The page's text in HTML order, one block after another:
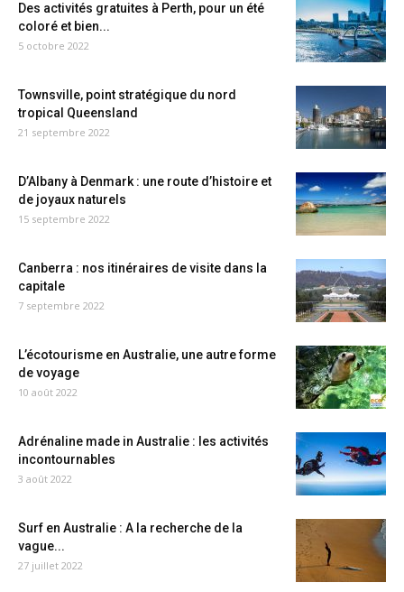
Des activités gratuites à Perth, pour un été
coloré et bien...
5 octobre 2022
Townsville, point stratégique du nord
tropical Queensland
21 septembre 2022
D’Albany à Denmark : une route d’histoire et
de joyaux naturels
15 septembre 2022
Canberra : nos itinéraires de visite dans la
capitale
7 septembre 2022
L’écotourisme en Australie, une autre forme
de voyage
10 août 2022
Adrénaline made in Australie : les activités
incontournables
3 août 2022
Surf en Australie : A la recherche de la
vague...
27 juillet 2022